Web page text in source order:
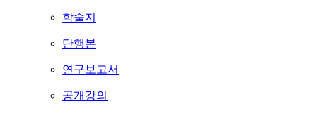
학술지
단행본
연구보고서
공개강의